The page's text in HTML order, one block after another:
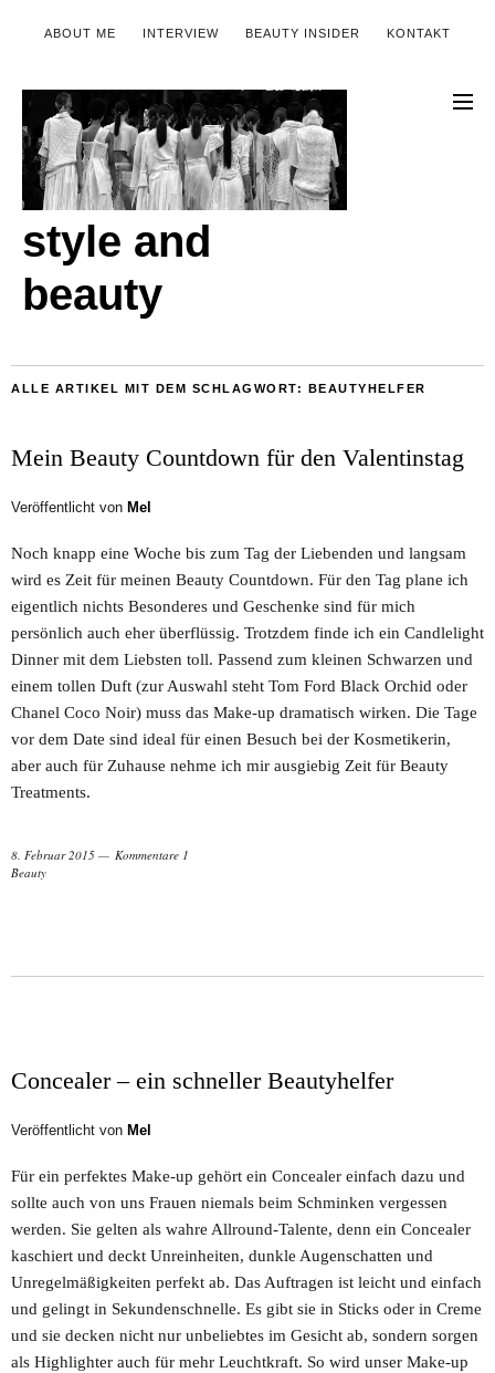
ABOUT ME INTERVIEW BEAUTY INSIDER KONTAKT
style and
beauty
ALLE ARTIKEL MIT DEM SCHLAGWORT: BEAUTYHELFER
Mein Beauty Countdown für den Valentinstag
Veröffentlicht von Mel
Noch knapp eine Woche bis zum Tag der Liebenden und langsam
wird es Zeit für meinen Beauty Countdown. Für den Tag plane ich
eigentlich nichts Besonderes und Geschenke sind für mich
persönlich auch eher überflüssig. Trotzdem finde ich ein Candlelight
Dinner mit dem Liebsten toll. Passend zum kleinen Schwarzen und
einem tollen Duft (zur Auswahl steht Tom Ford Black Orchid oder
Chanel Coco Noir) muss das Make-up dramatisch wirken. Die Tage
vor dem Date sind ideal für einen Besuch bei der Kosmetikerin,
aber auch für Zuhause nehme ich mir ausgiebig Zeit für Beauty
Treatments.
8. Februar 2015
Kommentare 1
Beauty
Concealer – ein schneller Beautyhelfer
Veröffentlicht von Mel
Für ein perfektes Make-up gehört ein Concealer einfach dazu und
sollte auch von uns Frauen niemals beim Schminken vergessen
werden. Sie gelten als wahre Allround-Talente, denn ein Concealer
kaschiert und deckt Unreinheiten, dunkle Augenschatten und
Unregelmäßigkeiten perfekt ab. Das Auftragen ist leicht und einfach
und gelingt in Sekundenschnelle. Es gibt sie in Sticks oder in Creme
und sie decken nicht nur unbeliebtes im Gesicht ab, sondern sorgen
als Highlighter auch für mehr Leuchtkraft. So wird unser Make-up